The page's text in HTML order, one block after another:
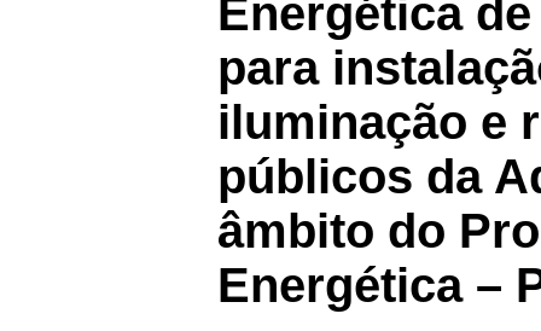
Energética
para
iluminação e
públicos da
âmbito do
Energética –